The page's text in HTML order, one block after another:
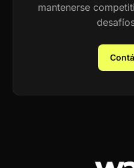
mantenerse